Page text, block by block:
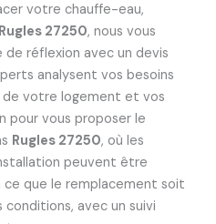
votre chauffe-eau,
Rugles 27250, nous vous
de réflexion avec un devis
analysent vos besoins
de votre logement et vos
pour vous proposer le
Rugles 27250, où les
peuvent être
ce que le remplacement soit
avec un suivi